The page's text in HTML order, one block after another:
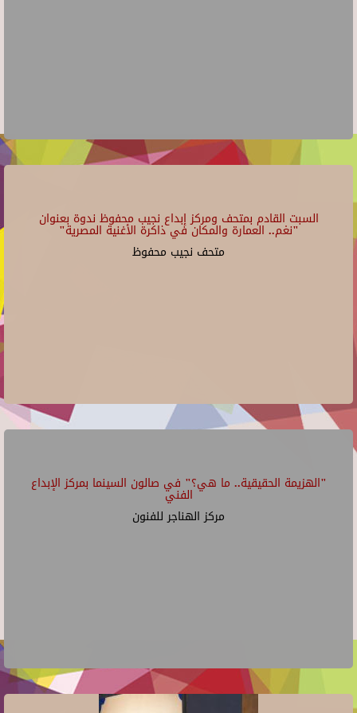
السبت القادم بمتحف ومركز إبداع نجيب محفوظ ندوة بعنوان
"نغم.. العمارة والمكان في ذاكرة الأغنية المصرية"
متحف نجيب محفوظ
"الهزيمة الحقيقية.. ما هي؟" في صالون السينما بمركز الإبداع
الفني
مركز الهناجر للفنون